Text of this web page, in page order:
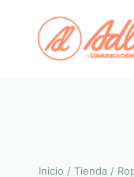
contenido
Inicio / Tienda /